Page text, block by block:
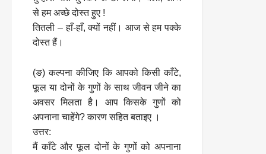
से हम अच्छे दोस्त हुए !
तितली – हाँ-हाँ, क्यों नहीं। आज से हम पक्के
दोस्त हैं।
(ङ) कल्पना कीजिए कि आपको किसी काँटे,
फूल या दोनों के गुणों के साथ जीवन जीने का
अवसर मिलता है। आप किसके गुणों को
अपनाना चाहेंगे? कारण सहित बताइए ।
उत्तर:
मैं काँटे और फूल दोनों के गुणों को अपनाना